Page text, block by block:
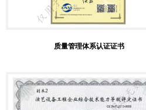
质量管理体系认证证书